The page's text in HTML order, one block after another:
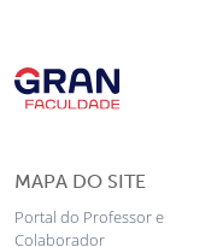
MAPA DO SITE
Portal do Professor e
Colaborador